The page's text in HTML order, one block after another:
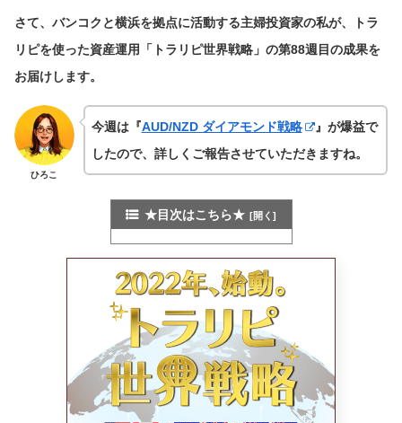
さて、バンコクと横浜を拠点に活動する主婦投資家の私が、トラ
リピを使った資産運用「トラリピ世界戦略」の第88週目の成果を
お届けします。
ひろこ
今週は『AUD/NZD ダイアモンド戦略
』が爆益で
したので、詳しくご報告させていただきますね。
★目次はこちら★